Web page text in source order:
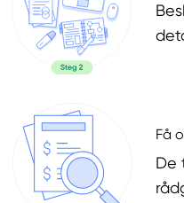
Få
De